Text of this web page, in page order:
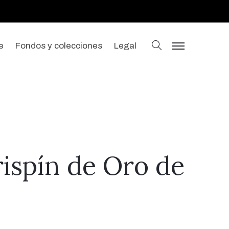
Fondos y colecciones Legal buscar
menu
de Oro de